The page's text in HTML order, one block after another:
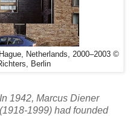
Netherlands, 2000–2003 ©
Berlin
In 1942, Marcus Diener
(1918-1999) had founded